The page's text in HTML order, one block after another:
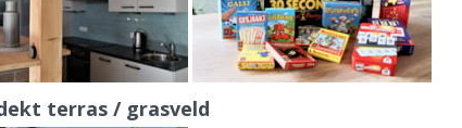
terras / grasveld